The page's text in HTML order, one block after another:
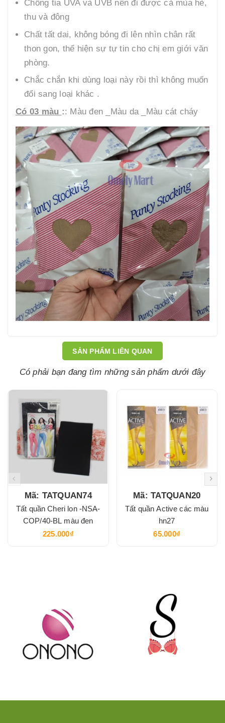
Chống tia UVA và UVB nên đi được cả mùa hè,
thu và đông
Chất tất dai, không bóng đi lên nhìn chân rất
thon gon, thể hiện sự tự tin cho chị em giới văn
phòng.
Chắc chắn khi dùng loại này rồi thì không muốn
đổi sang loại khác .
Có 03 màu :: Màu đen _Màu da _Màu cát cháy
SẢN PHẨM LIÊN QUAN
Có phải bạn đang tìm những sản phẩm dưới đây
Mã: TATQUAN74
Tất quần Cheri lon -NSA-
COP/40-BL màu đen
225.000₫
Mã: TATQUAN20
Tất quần Active các màu
hn27
65.000₫